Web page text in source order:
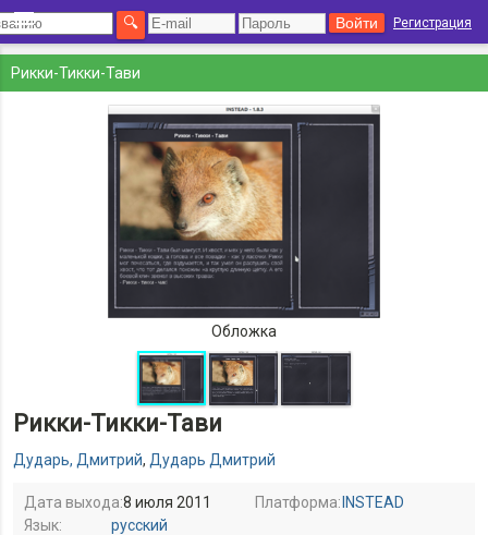
Регистрация
Рикки-Тикки-Тави
Обложка
Рикки-Тикки-Тави
Дударь, Дмитрий, Дударь Дмитрий
Дата выхода:8 июля 2011 Платформа:INSTEAD
Язык:
русский